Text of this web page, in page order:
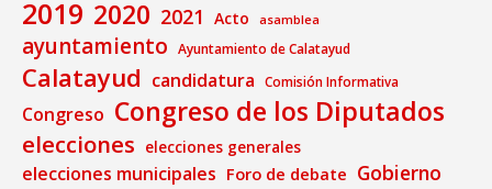
2019 2020 2021 Acto asamblea
ayuntamiento Ayuntamiento de Calatayud
Calatayud candidatura Comisión Informativa
Congreso Congreso de los Diputados
elecciones elecciones generales
elecciones municipales Foro de debate Gobierno